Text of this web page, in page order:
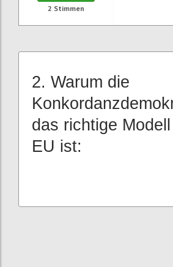
2 Stimmen
2. Warum die
das richtige
EU ist: